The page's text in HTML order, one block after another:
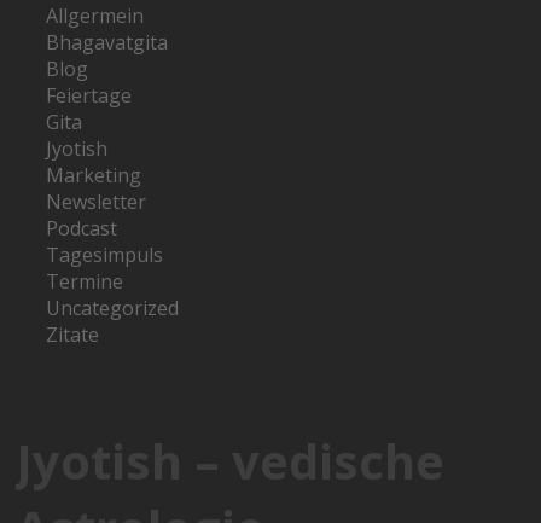
Allgermein
Bhagavatgita
Blog
Feiertage
Gita
Jyotish
Marketing
Newsletter
Podcast
Tagesimpuls
Termine
Uncategorized
Zitate
Jyotish – vedische